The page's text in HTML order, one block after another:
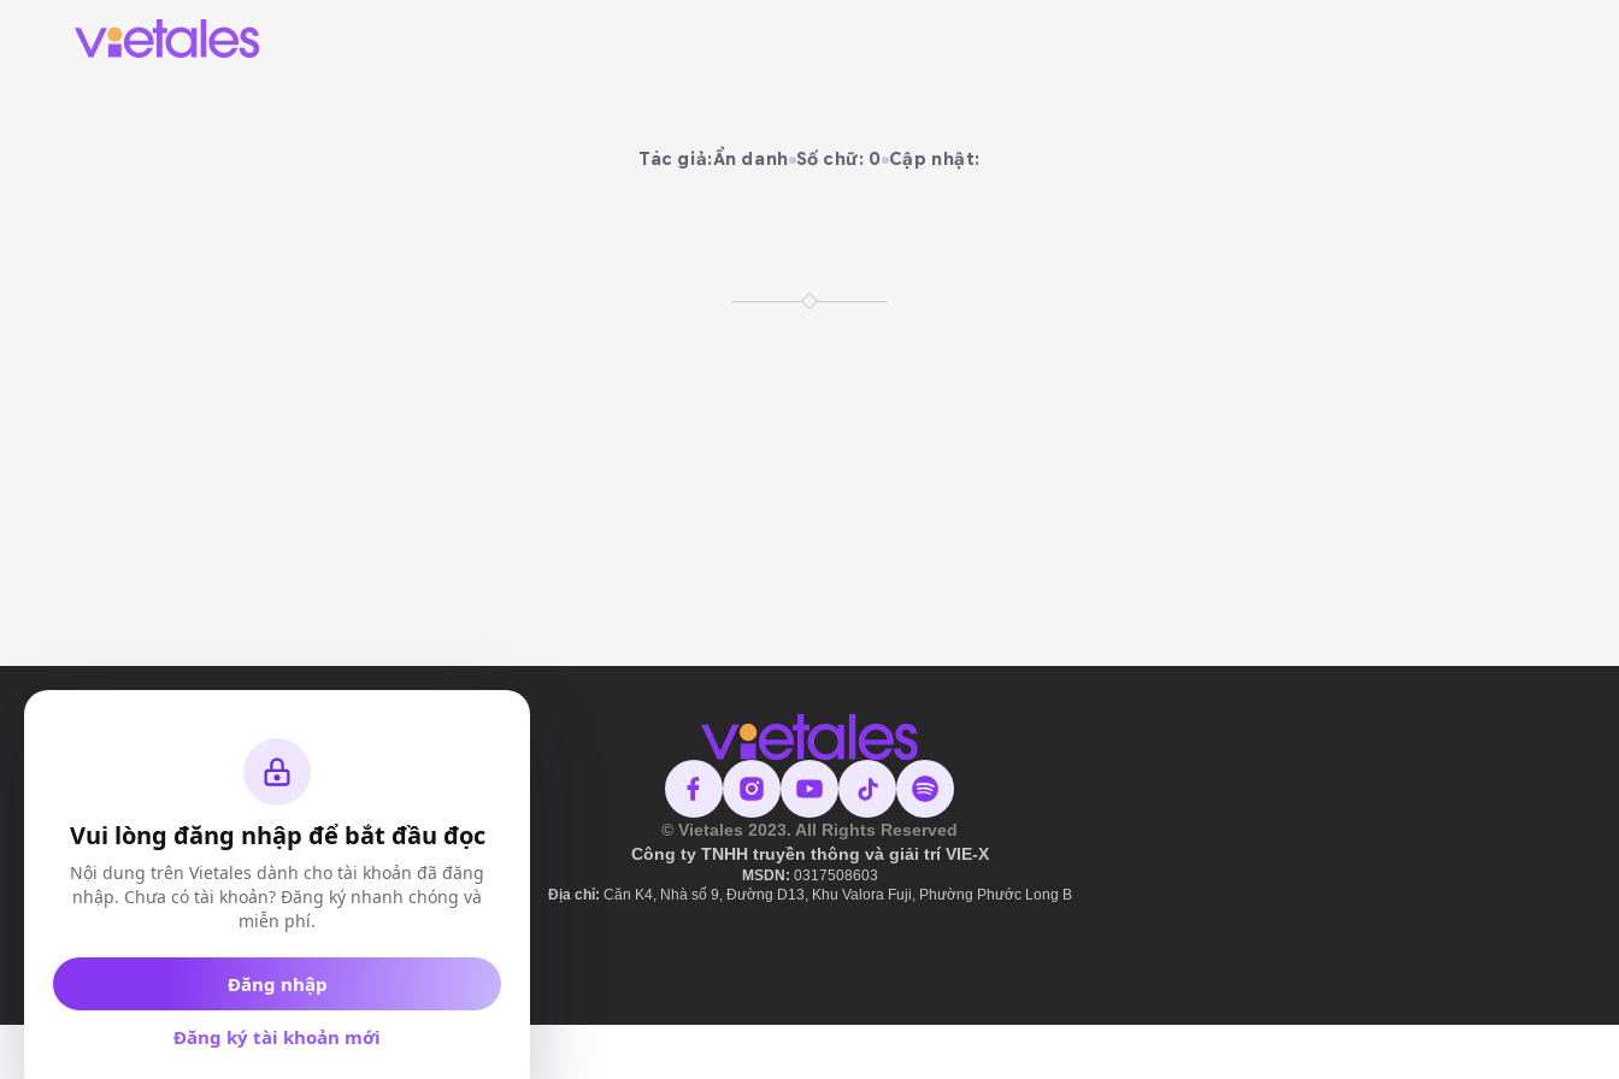
Tác giả:Ẩn danh Số chữ: 0 Cập nhật:
Vui lòng đăng nhập để bắt đầu đọc
Nội dung trên Vietales dành cho tài khoản đã đăng
nhập. Chưa có tài khoản? Đăng ký nhanh chóng và
miễn phí.
Đăng nhập
Đăng ký tài khoản mới
© Vietales 2023. All Rights Reserved
Công ty TNHH truyền thông và giải trí VIE-X
MSDN: ​ 0317508603
Địa chỉ: Căn K4, Nhà số 9, Đường D13, Khu Valora Fuji, Phường Phước Long B